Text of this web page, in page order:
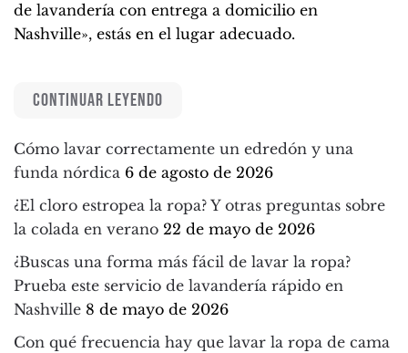
de lavandería con entrega a domicilio en
Nashville», estás en el lugar adecuado.
CONTINUAR LEYENDO
Cómo lavar correctamente un edredón y una
funda nórdica 6 de agosto de 2026
¿El cloro estropea la ropa? Y otras preguntas sobre
la colada en verano 22 de mayo de 2026
¿Buscas una forma más fácil de lavar la ropa?
Prueba este servicio de lavandería rápido en
Nashville 8 de mayo de 2026
Con qué frecuencia hay que lavar la ropa de cama